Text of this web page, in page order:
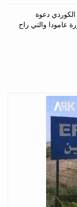
دعوة
عامودا والتي راح